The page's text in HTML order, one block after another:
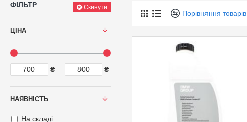
ФІЛЬТР Скинути
ЦІНА
₴ ₴
НАЯВНІСТЬ
На складі
Порівняння товарів